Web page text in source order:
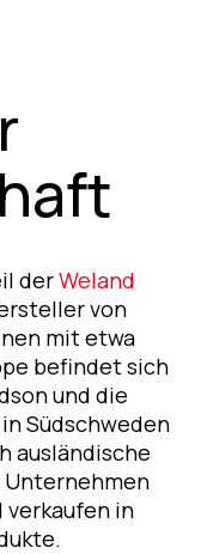
derWeland
von
mit etwa
befindet sich
und die
Südschweden
ausländische
verkaufen in